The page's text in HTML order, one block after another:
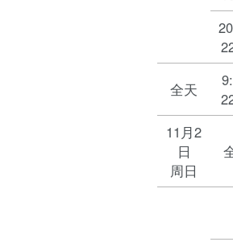
全天
11月2
日
周日